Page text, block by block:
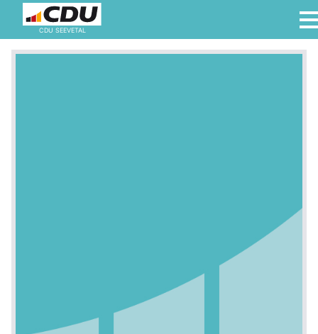
CDU SEEVETAL